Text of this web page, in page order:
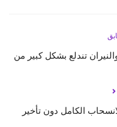
تندلع بشكل كبير من
الكامل دون تأخير